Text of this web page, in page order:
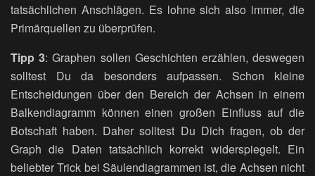
tatsächlichen Anschlägen. Es lohne sich also immer, die
Primärquellen zu überprüfen.
Tipp 3: Graphen sollen Geschichten erzählen, deswegen
solltest Du da besonders aufpassen. Schon kleine
Entscheidungen über den Bereich der Achsen in einem
Balkendiagramm können einen großen Einfluss auf die
Botschaft haben. Daher solltest Du Dich fragen, ob der
Graph die Daten tatsächlich korrekt widerspiegelt. Ein
beliebter Trick bei Säulendiagrammen ist, die Achsen nicht